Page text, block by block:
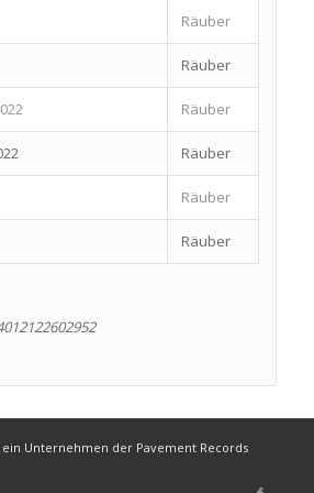
Räuber
Räuber
Räuber
Räuber
Räuber
Räuber
Unternehmen der Pavement Records